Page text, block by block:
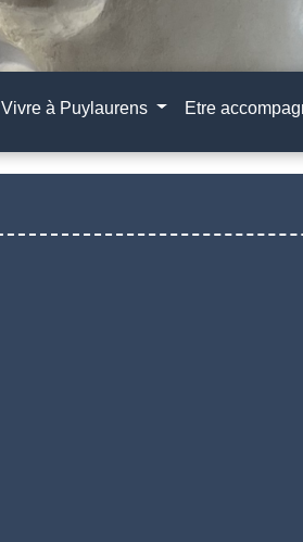
Vivre à Puylaurens Etre